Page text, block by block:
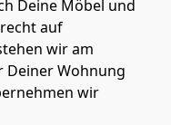
Deine Möbel und
auf
wir am
Deiner Wohnung
wir